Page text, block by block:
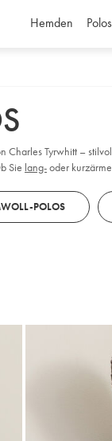
Hemden Polos
Charles Tyrwhitt –
Sie lang-oder
POLOS